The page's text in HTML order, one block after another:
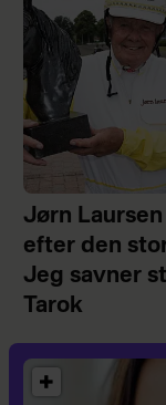
Jørn Laursen
efter den
Jeg savner
Tarok